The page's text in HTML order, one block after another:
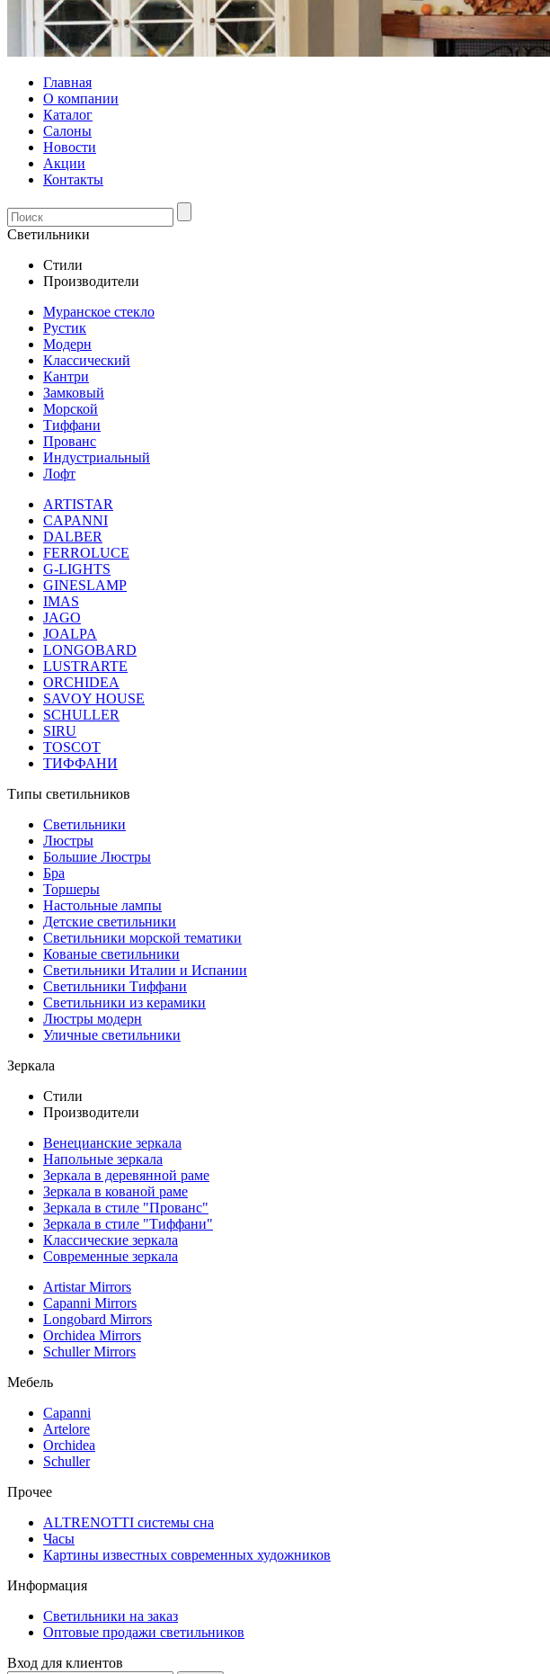
Главная
О компании
Каталог
Салоны
Новости
Акции
Контакты
Светильники
Стили
Производители
Муранское стекло
Рустик
Модерн
Классический
Кантри
Замковый
Морской
Тиффани
Прованс
Индустриальный
Лофт
ARTISTAR
CAPANNI
DALBER
FERROLUCE
G-LIGHTS
GINESLAMP
IMAS
JAGO
JOALPA
LONGOBARD
LUSTRARTE
ORCHIDEA
SAVOY HOUSE
SCHULLER
SIRU
TOSCOT
ТИФФАНИ
Типы светильников
Светильники
Люстры
Большие Люстры
Бра
Торшеры
Настольные лампы
Детские светильники
Светильники морской тематики
Кованые светильники
Светильники Италии и Испании
Светильники Тиффани
Светильники из керамики
Люстры модерн
Уличные светильники
Зеркала
Стили
Производители
Венецианские зеркала
Напольные зеркала
Зеркала в деревянной раме
Зеркала в кованой раме
Зеркала в стиле "Прованс"
Зеркала в стиле "Тиффани"
Классические зеркала
Современные зеркала
Artistar Mirrors
Capanni Mirrors
Longobard Mirrors
Orchidea Mirrors
Schuller Mirrors
Мебель
Capanni
Artelore
Orchidea
Schuller
Прочее
ALTRENOTTI системы сна
Часы
Картины известных современных художников
Информация
Светильники на заказ
Оптовые продажи светильников
Вход для клиентов